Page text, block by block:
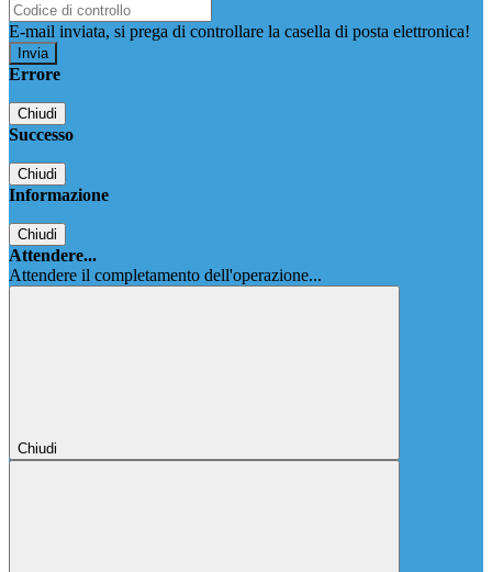
E-mail inviata, si prega di controllare la casella di posta elettronica!
Errore
Chiudi
Successo
Chiudi
Informazione
Chiudi
Attendere...
Attendere il completamento dell'operazione...
Chiudi